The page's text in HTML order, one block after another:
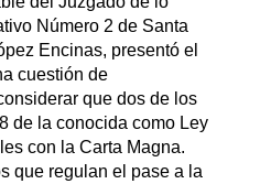
Número 2 de Santa
Encinas, presentó el
cuestión de
que dos de los
de la conocida como Ley
con la Carta Magna.
que regulan el pase a la